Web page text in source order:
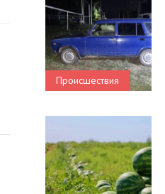
Происшествия